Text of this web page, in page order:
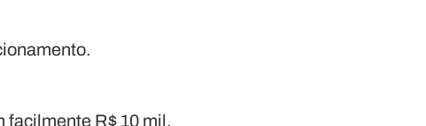
facilmente R$ 10 mil,